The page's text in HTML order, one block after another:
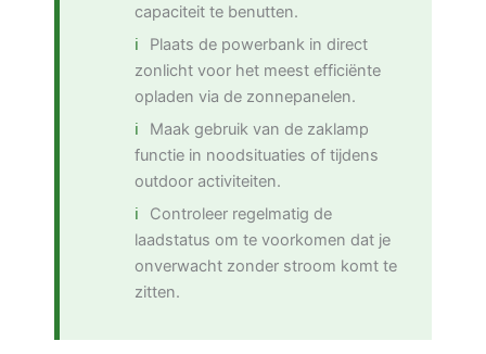
capaciteit te benutten.
Plaats de powerbank in direct
zonlicht voor het meest efficiënte
opladen via de zonnepanelen.
Maak gebruik van de zaklamp
functie in noodsituaties of tijdens
outdoor activiteiten.
Controleer regelmatig de
laadstatus om te voorkomen dat je
onverwacht zonder stroom komt te
zitten.